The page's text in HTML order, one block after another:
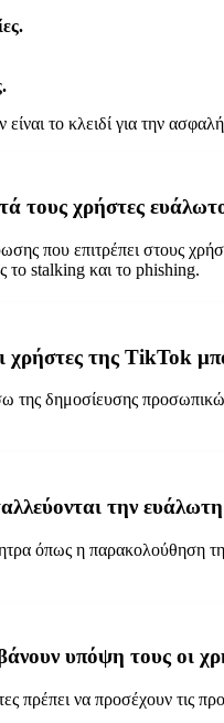
το κλειδί για την
τους χρήστες
που επιτρέπει στους
το stalking και το phishing.
χρήστες της TikTok
της δημοσίευσης
την
όπως η
υπόψη τους οι
πρέπει να προσέχουν τις